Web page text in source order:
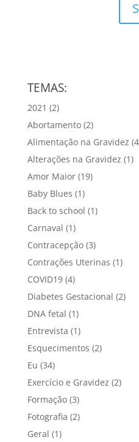
TEMAS:
2021 (2)
Abortamento(2)
Alimentação na Gravidez
Alterações na Gravidez (1)
Amor Maior(19)
Baby Blues (1)
Back to school (1)
Carnaval (1)
Contracepção(3)
Contrações Uterinas (1)
COVID19(4)
Diabetes Gestacional (2)
DNA fetal (1)
Entrevista (1)
Esquecimentos (2)
Eu (34)
Exercício e Gravidez (2)
Formação(3)
Fotografia (2)
Geral (1)